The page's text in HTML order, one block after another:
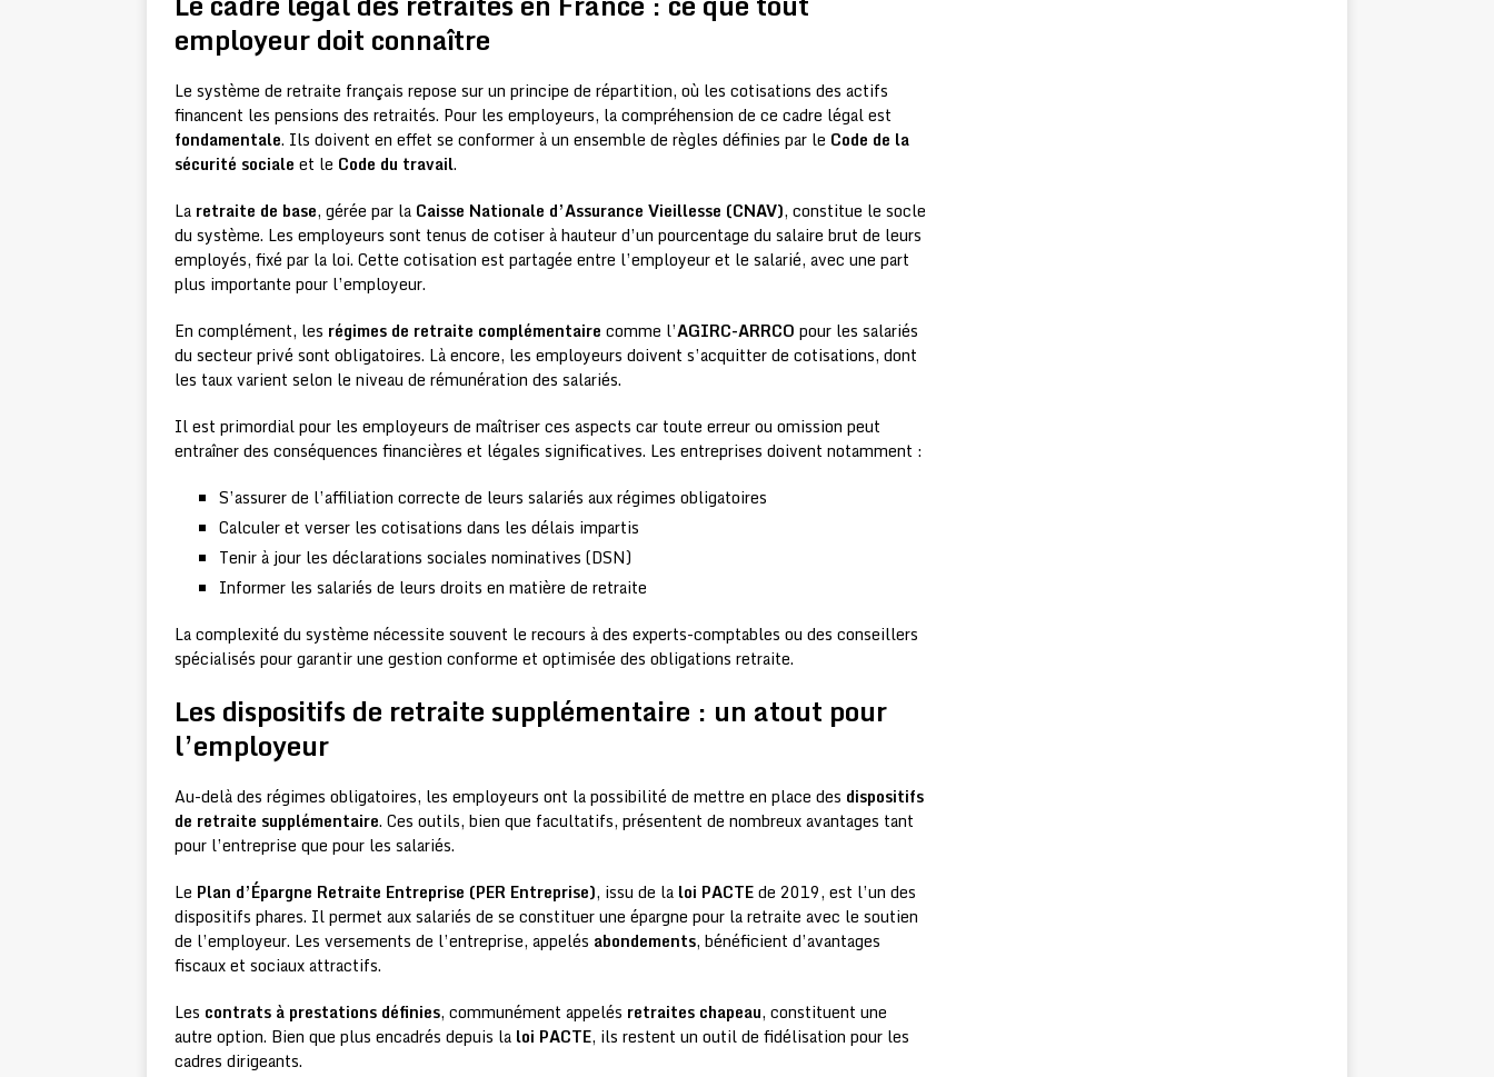
employeur doit connaître
Le système de retraite français repose sur un principe de répartition, où les cotisations des actifs
financent les pensions des retraités. Pour les employeurs, la compréhension de ce cadre légal est
fondamentale. Ils doivent en effet se conformer à un ensemble de règles définies par le Code de la
sécurité sociale et le Code du travail.
La retraite de base, gérée par la Caisse Nationale d’Assurance Vieillesse (CNAV), constitue le socle
du système. Les employeurs sont tenus de cotiser à hauteur d’un pourcentage du salaire brut de leurs
employés, fixé par la loi. Cette cotisation est partagée entre l’employeur et le salarié, avec une part
plus importante pour l’employeur.
En complément, les régimes de retraite complémentaire comme l’AGIRC-ARRCO pour les salariés
du secteur privé sont obligatoires. Là encore, les employeurs doivent s’acquitter de cotisations, dont
les taux varient selon le niveau de rémunération des salariés.
Il est primordial pour les employeurs de maîtriser ces aspects car toute erreur ou omission peut
entraîner des conséquences financières et légales significatives. Les entreprises doivent notamment :
S’assurer de l’affiliation correcte de leurs salariés aux régimes obligatoires
Calculer et verser les cotisations dans les délais impartis
Tenir à jour les déclarations sociales nominatives (DSN)
Informer les salariés de leurs droits en matière de retraite
La complexité du système nécessite souvent le recours à des experts-comptables ou des conseillers
spécialisés pour garantir une gestion conforme et optimisée des obligations retraite.
Les dispositifs de retraite supplémentaire : un atout pour
l’employeur
Au-delà des régimes obligatoires, les employeurs ont la possibilité de mettre en place des dispositifs
de retraite supplémentaire. Ces outils, bien que facultatifs, présentent de nombreux avantages tant
pour l’entreprise que pour les salariés.
Le Plan d’Épargne Retraite Entreprise (PER Entreprise), issu de la loi PACTEde 2019, est l’un des
dispositifs phares. Il permet aux salariés de se constituer une épargne pour la retraite avec le soutien
de l’employeur. Les versements de l’entreprise, appelés abondements, bénéficient d’avantages
fiscaux et sociaux attractifs.
Les contrats à prestations définies, communément appelés retraites chapeau, constituent une
autre option. Bien que plus encadrés depuis la loi PACTE, ils restent un outil de fidélisation pour les
cadres dirigeants.